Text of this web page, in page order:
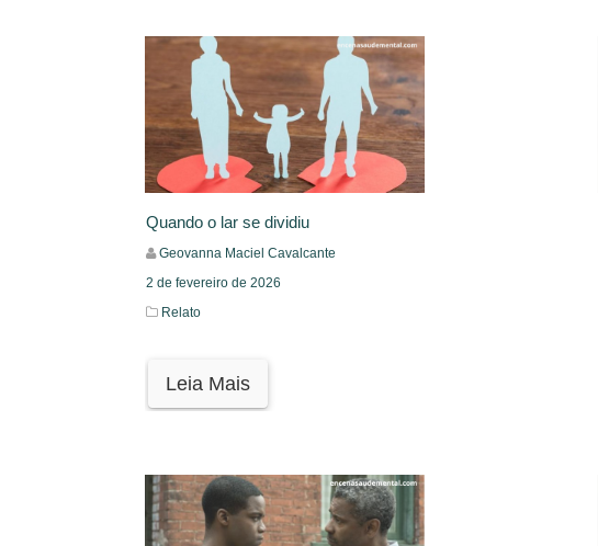
Quando o lar se dividiu
Geovanna Maciel Cavalcante
2 de fevereiro de 2026
Relato
Leia Mais